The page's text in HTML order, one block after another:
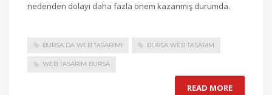
nedenden dolayı daha fazla önem kazanmış durumda.
BURSA DA WEB TASARIMI BURSA WEB TASARIM
WEB TASARIM BURSA
READ MORE